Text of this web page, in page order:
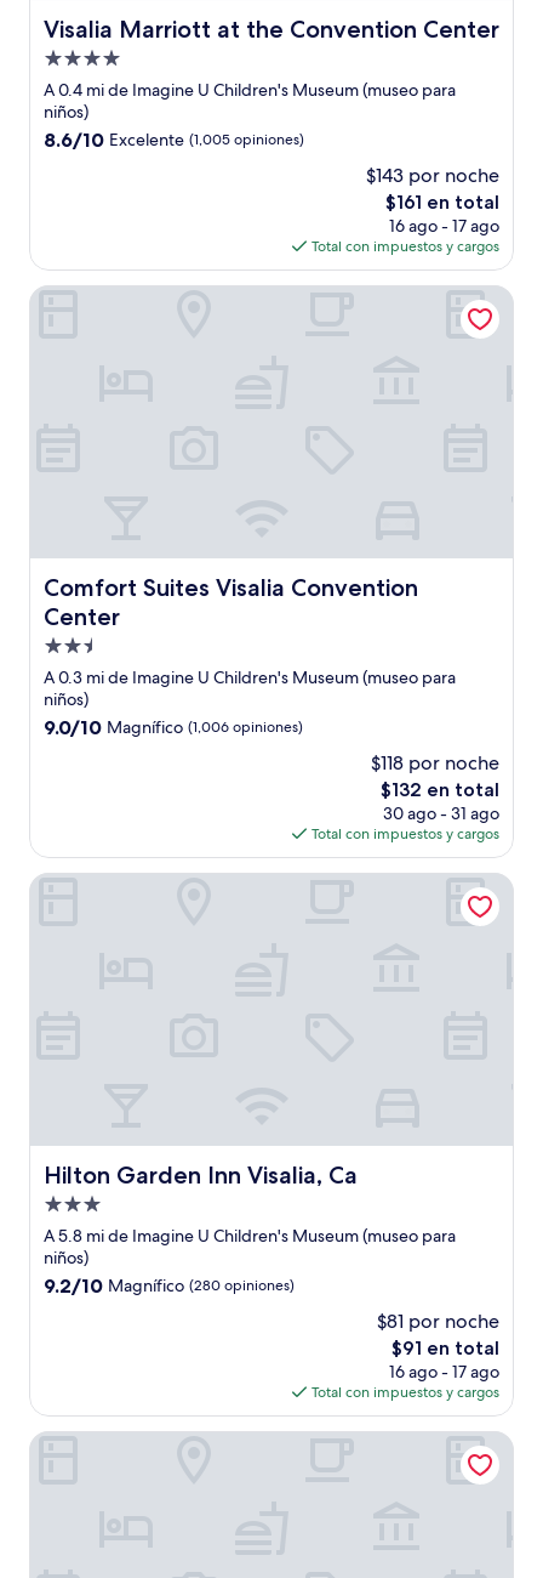
Visalia Marriott at the Convention Center
Visalia Marriott at the Convention Center
Propiedad
de
4.0
estrellas
A 0.4 mi de Imagine U Children's Museum (museo para
niños)
8.6
8.6/10 Excelente (1,005 opiniones)
$143 por noche
El
precio
actual
es
de
$161 en total
16 ago - 17 ago
Total con impuestos y cargos
Comfort Suites Visalia Convention
Center
Comfort Suites Visalia Convention Center
Propiedad
de
2.5
estrellas
A 0.3 mi de Imagine U Children's Museum (museo para
niños)
9.0
9.0/10 Magnífico (1,006 opiniones)
$118 por noche
El
precio
actual
es
de
$132 en total
30 ago - 31 ago
Total con impuestos y cargos
Comfort Suites Visalia Convention Center
Hilton Garden Inn Visalia, Ca
Hilton Garden Inn Visalia, Ca
Propiedad
de
3.0
estrellas
A 5.8 mi de Imagine U Children's Museum (museo para
niños)
9.2
9.2/10 Magnífico (280 opiniones)
$81 por noche
El
precio
actual
es
de
$91 en total
16 ago - 17 ago
Total con impuestos y cargos
Hilton Garden Inn Visalia, Ca
Comfort Suites Tulare Sequoia Gateway